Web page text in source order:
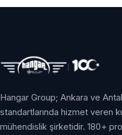
Hangar Group; Ankara ve
standartlarında hizmet veren
mühendislik şirketidir. 180+